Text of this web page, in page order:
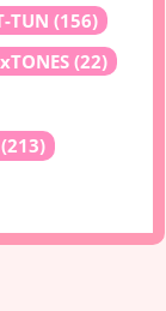
TUN (156)
(22)
(213)